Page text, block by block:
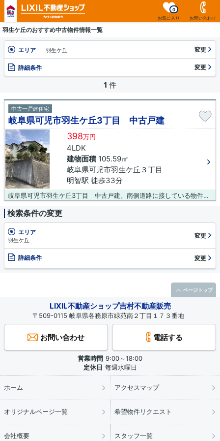
お気に入り
0
お問い合わせ
羽生ケ丘のおすすめ中古物件情報一覧
エリア 羽生ケ丘 変更
詳細条件 変更
1 件
中古一戸建住宅
岐阜県可児市羽生ケ丘3丁目 中古戸建
398万円
4LDK
建物面積105.59㎡
岐阜県可児市羽生ケ丘３丁目
明智駅 徒歩33分
岐阜県可児市羽生ケ丘3丁目 中古戸建。南側道路に接している物件なので日当たりがいいです。こちらの物件は中古戸建物件です。吉村不動産販売株式会社なら、名鉄広見線明智周辺の不動産情報を網羅しております。お気軽に、0120-431-330までご連絡ください。
検索条件の変更
エリア
羽生ケ丘
変更
詳細条件 変更
LIXIL不動産ショップ吉村不動産販売
〒509-0115 岐阜県各務原市緑苑南２丁目１７３番地
お問い合わせ 電話する
営業時間 9:00～18:00
定休日 毎週水曜日
ホーム アクセスマップ
オリジナルページ一覧 希望物件リクエスト
会社概要 スタッフ一覧
ページトップ